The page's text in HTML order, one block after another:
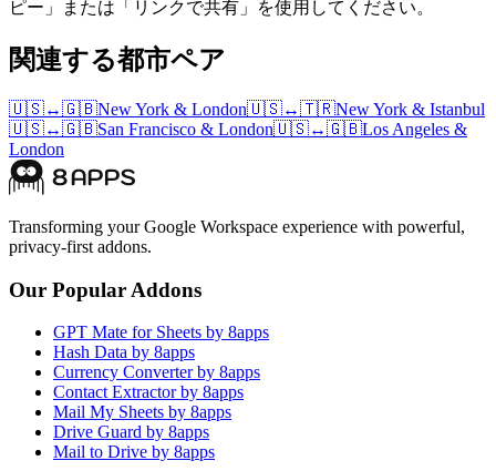
ピー」または「リンクで共有」を使用してください。
関連する都市ペア
🇺🇸↔🇬🇧New York & London🇺🇸↔🇹🇷New York & Istanbul
🇺🇸↔🇬🇧San Francisco & London🇺🇸↔🇬🇧Los Angeles &
London
Transforming your Google Workspace experience with powerful,
privacy-first addons.
Our Popular Addons
GPT Mate for Sheets by 8apps
Hash Data by 8apps
Currency Converter by 8apps
Contact Extractor by 8apps
Mail My Sheets by 8apps
Drive Guard by 8apps
Mail to Drive by 8apps